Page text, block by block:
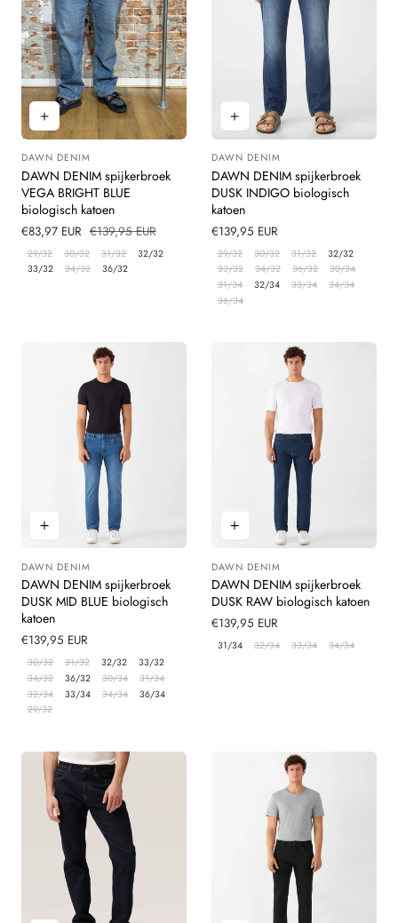
Leverancier:
DAWN DENIM
DAWN DENIM spijkerbroek
VEGA BRIGHT BLUE
biologisch katoen
Verkoopprijs
€83,97 EUR Normale
prijs
€139,95 EUR
29/32 30/32 31/32
32/32
33/32
34/32 36/32
Leverancier:
DAWN DENIM
DAWN DENIM spijkerbroek
DUSK INDIGO biologisch
katoen
Normale
prijs
€139,95 EUR
29/32 30/32 31/32
32/32
33/32
34/32 36/32
30/34
31/34
32/34 33/34
34/34
36/34
Leverancier:
DAWN DENIM
DAWN DENIM spijkerbroek
DUSK MID BLUE biologisch
katoen
Normale
prijs
€139,95 EUR
30/32 31/32 32/32
33/32
34/32
36/32 30/34
31/34
32/34
33/34 34/34
36/34
29/32
Leverancier:
DAWN DENIM
DAWN DENIM spijkerbroek
DUSK RAW biologisch katoen
Normale
prijs
€139,95 EUR
31/34 32/34 33/34 34/34